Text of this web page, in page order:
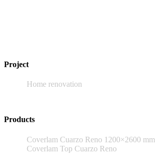
Project
Home renovation
Products
Coverlam Cuarzo Reno 1200×2600 mm
Coverlam Top Cuarzo Reno